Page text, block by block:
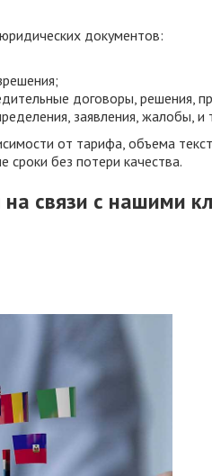
документов:
договоры, решения,
заявления, жалобы, и
от тарифа, объема
без потери качества.
связи с нашими